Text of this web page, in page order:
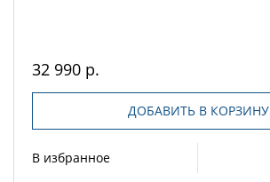
32 990 р.
ДОБАВИТЬ В КОРЗИНУ
В избранное